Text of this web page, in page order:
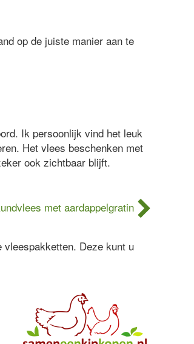
op de juiste manier aan te
Ik persoonlijk vind het leuk
Het vlees beschenken met
ook zichtbaar blijft.
met aardappelgratin
Deze kunt u